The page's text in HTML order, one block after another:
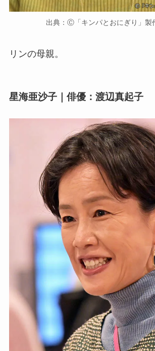
出典：Ⓒ「キンパとおにぎり」製
リンの母親。
星海亜沙子｜俳優：渡辺真起子